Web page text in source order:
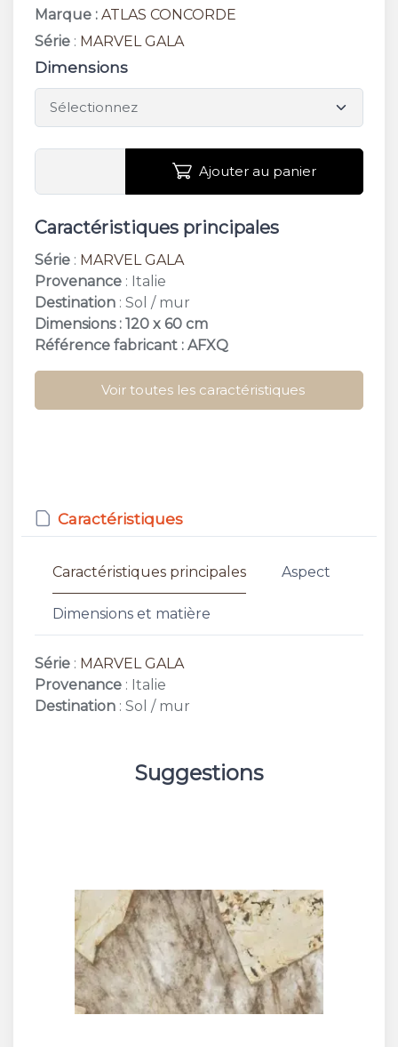
Marque : ATLAS CONCORDE
Série : MARVEL GALA
Dimensions
Ajouter au panier
Caractéristiques principales
Série : MARVEL GALA
Provenance : Italie
Destination : Sol / mur
Dimensions : 120 x 60 cm
Référence fabricant : AFXQ
Voir toutes les caractéristiques
Caractéristiques
Caractéristiques principales Aspect
Dimensions et matière
Série : MARVEL GALA
Provenance : Italie
Destination : Sol / mur
Suggestions